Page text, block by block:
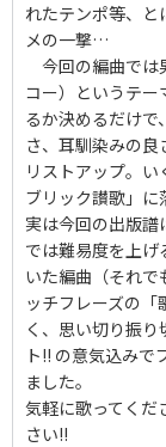
れたテンポ等、と
メの一撃…
今回の編曲では
コー）というテ
るか決めるだけ
さ、耳馴染みの
リストアップ。
ブリック讃歌」に
実は今回の出版譜
では難易度を上げ
いた編曲（それで
ッチフレーズの
く、思い切り振
ト!! の意気込みで
ました。
気軽に歌ってくだ
さい!!